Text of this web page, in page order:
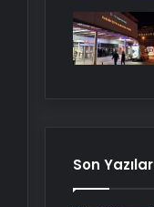
Son Yazılar